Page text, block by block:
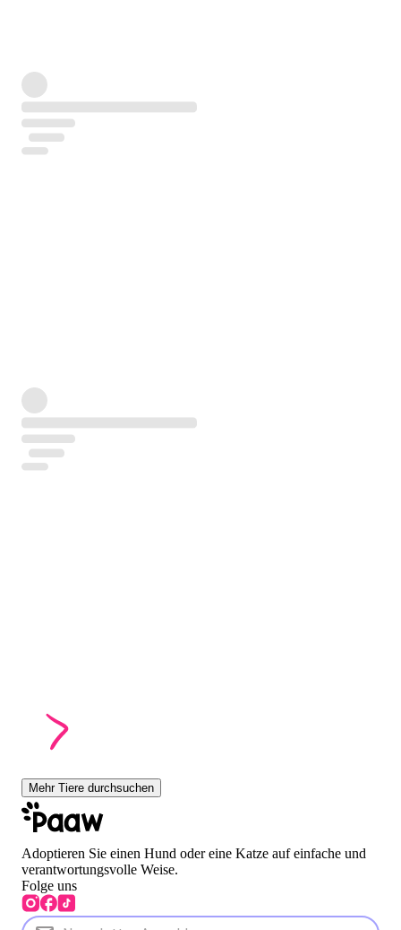
Mehr Tiere durchsuchen
Adoptieren Sie einen Hund oder eine Katze auf einfache und
verantwortungsvolle Weise.
Folge uns